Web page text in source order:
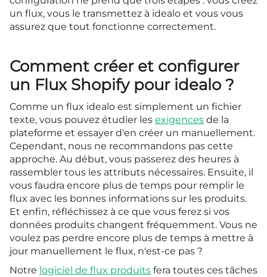
un flux, vous le transmettez à idealo et vous vous
assurez que tout fonctionne correctement.
Comment créer et configurer
un Flux Shopify pour idealo ?
Comme un flux idealo est simplement un fichier
texte, vous pouvez étudier les exigences de la
plateforme et essayer d'en créer un manuellement.
Cependant, nous ne recommandons pas cette
approche. Au début, vous passerez des heures à
rassembler tous les attributs nécessaires. Ensuite, il
vous faudra encore plus de temps pour remplir le
flux avec les bonnes informations sur les produits.
Et enfin, réfléchissez à ce que vous ferez si vos
données produits changent fréquemment. Vous ne
voulez pas perdre encore plus de temps à mettre à
jour manuellement le flux, n'est-ce pas ?
Notre logiciel de flux produits fera toutes ces tâches